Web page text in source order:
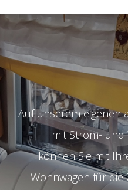
Auf unserem eigenen
mit Strom- und
können Sie mit
Wohnwagen für